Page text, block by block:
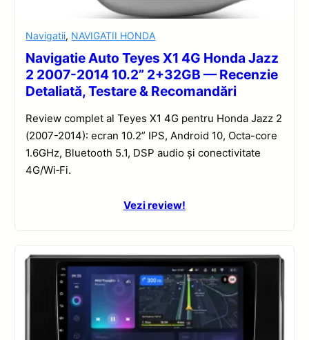
Navigatii, NAVIGATII HONDA
Navigatie Auto Teyes X1 4G Honda Jazz
2 2007-2014 10.2” 2+32GB — Recenzie
Detaliată, Testare & Recomandări
Review complet al Teyes X1 4G pentru Honda Jazz 2
(2007-2014): ecran 10.2” IPS, Android 10, Octa-core
1.6GHz, Bluetooth 5.1, DSP audio și conectivitate
4G/Wi‑Fi.
Vezi review!